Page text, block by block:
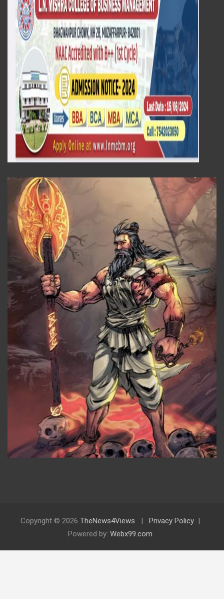
Copyright © 2026 TheNews4Views
Privacy Policy
Powered by: Webx99.com